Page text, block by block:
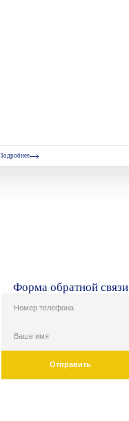
Форма обратной связи
Отправить